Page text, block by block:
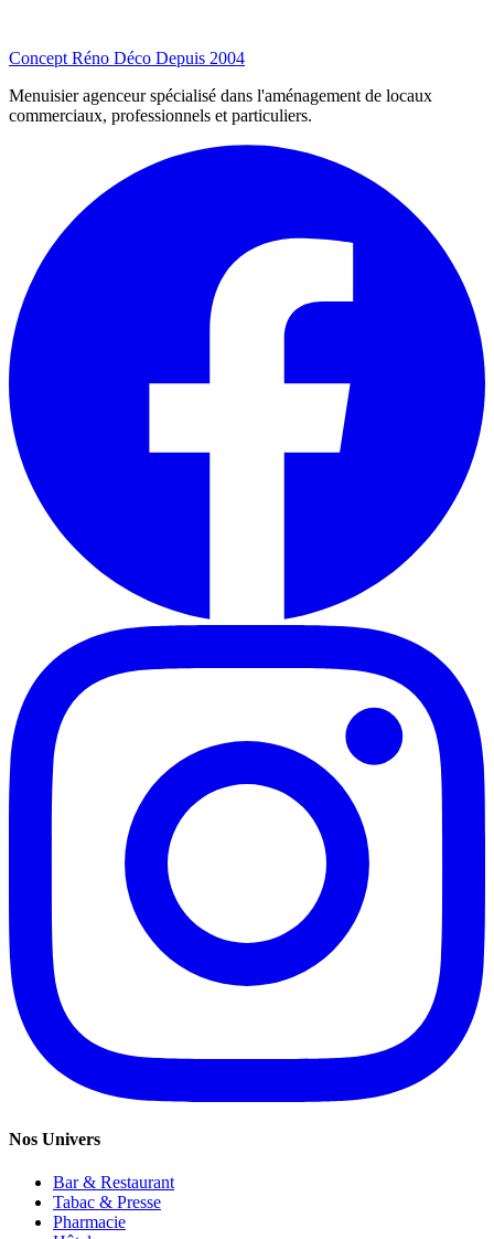
Concept Réno Déco Depuis 2004
Menuisier agenceur spécialisé dans l'aménagement de locaux
commerciaux, professionnels et particuliers.
Nos Univers
Bar & Restaurant
Tabac & Presse
Pharmacie